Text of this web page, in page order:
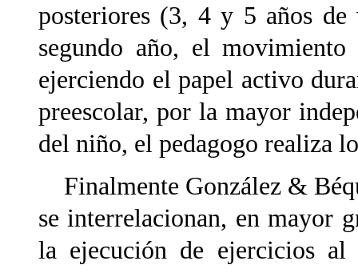
posteriores (3, 4 y 5 años
segundo año, el
ejerciendo el papel activo
preescolar, por la mayor
del niño, el pedagogo realiza
Finalmente González &
se interrelacionan, en mayor
la ejecución de ejercicios